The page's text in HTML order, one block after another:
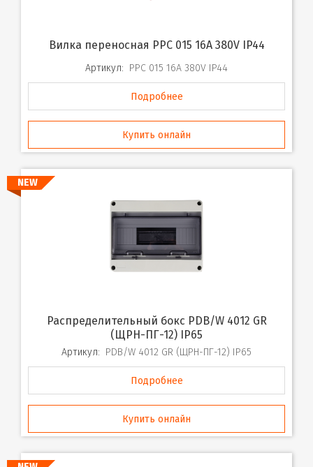
Вилка переносная PPC 015 16A 380V IP44
Артикул: PPC 015 16A 380V IP44
Подробнее
Купить онлайн
NEW
Распределительный бокс PDB/W 4012 GR
(ЩРН-ПГ-12) IP65
Артикул: PDB/W 4012 GR (ЩРН-ПГ-12) IP65
Подробнее
Купить онлайн